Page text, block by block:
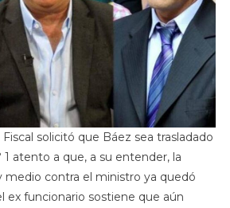
solicitó que Báez sea trasladado
1 atento a que, a su entender, la
medio contra el ministro ya quedó
ex funcionario sostiene que aún